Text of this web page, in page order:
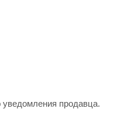
уведомления продавца.